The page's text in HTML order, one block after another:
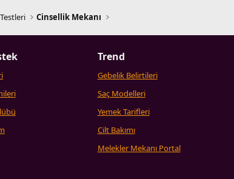
Cinsellik Mekanı
Trend
Gebelik Belirtileri
Saç Modelleri
Yemek Tarifleri
Cilt Bakımı
Melekler Mekanı Portal